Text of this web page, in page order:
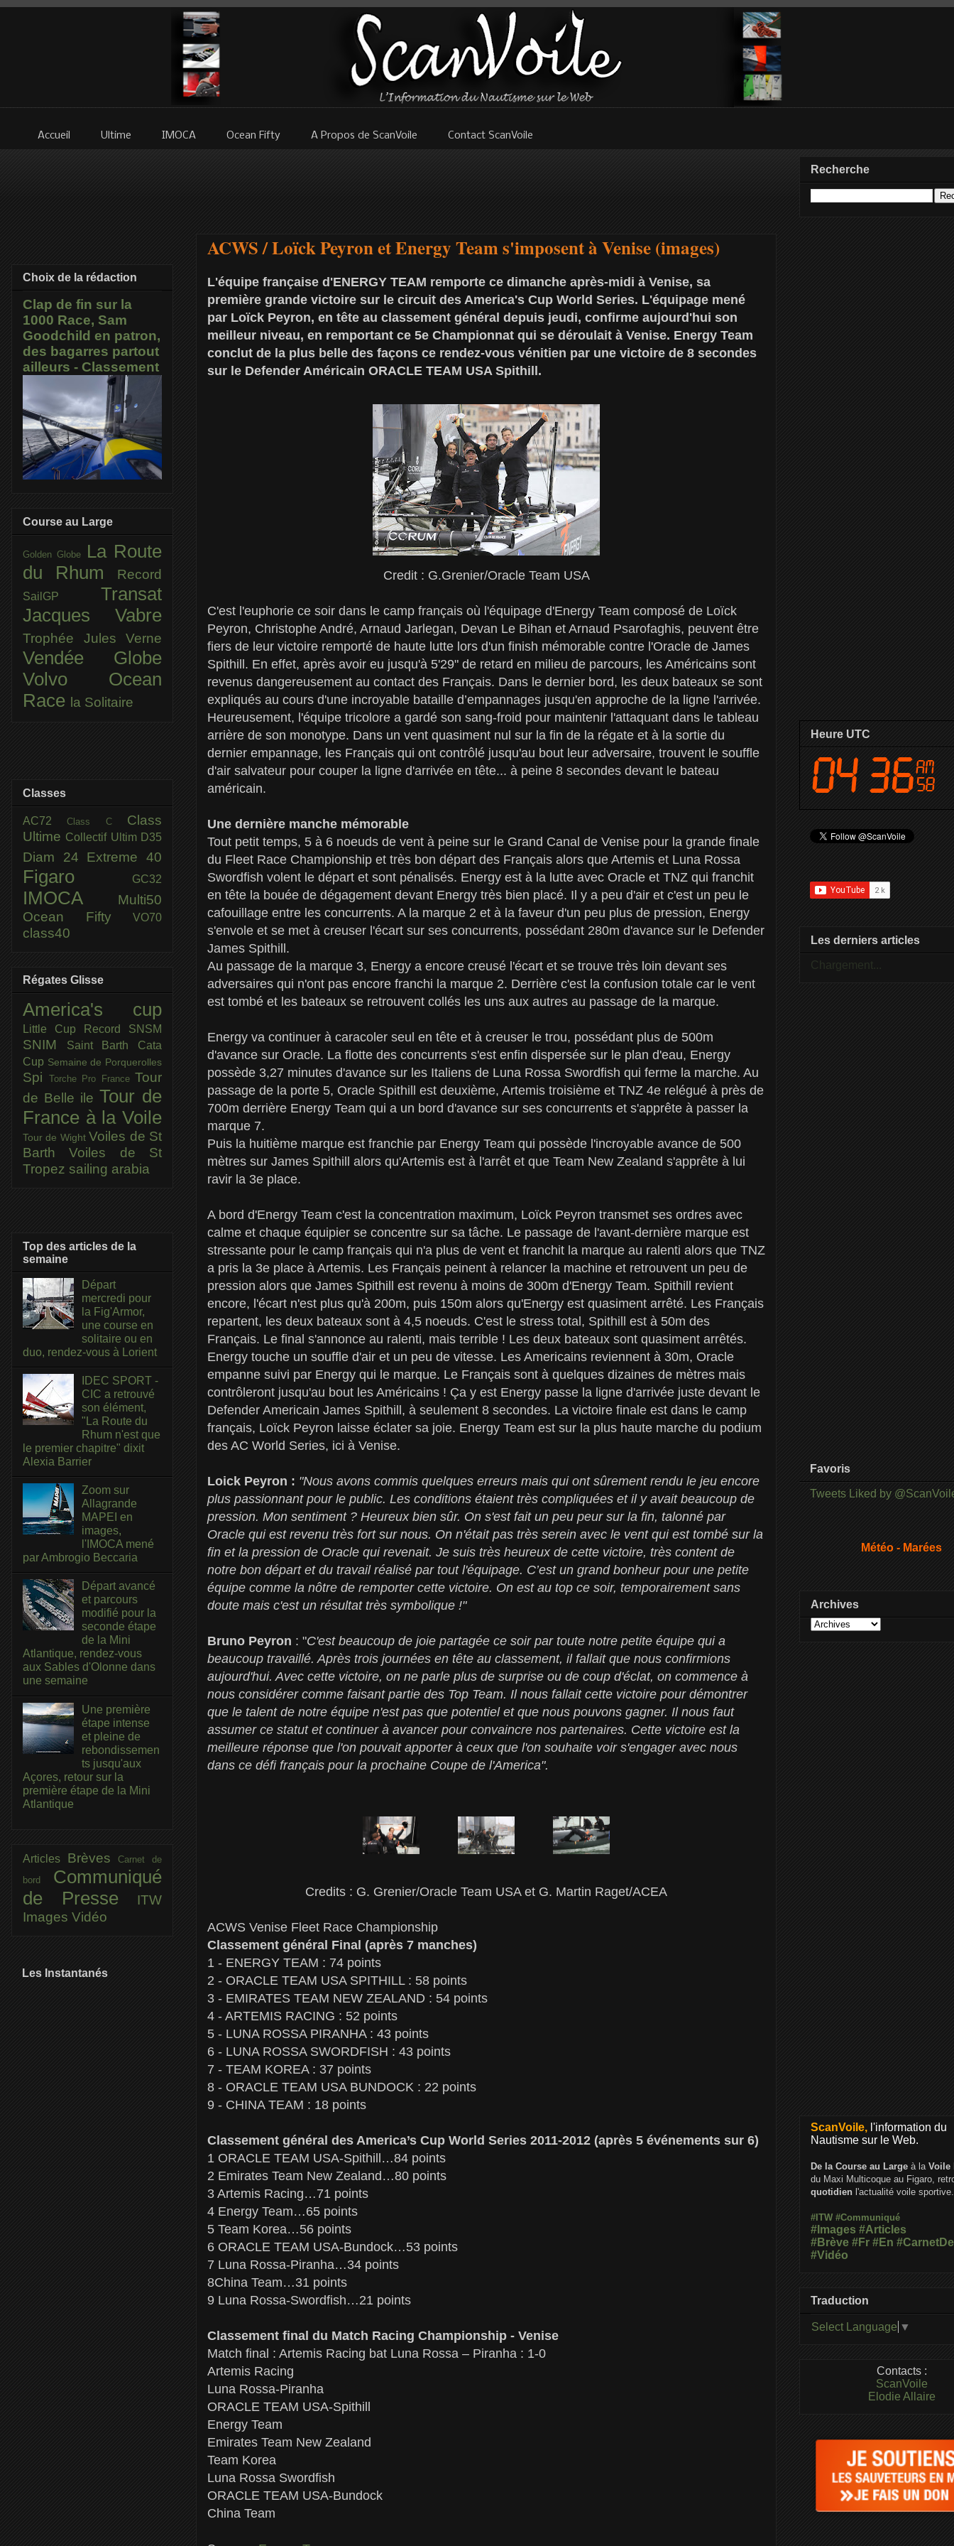
Accueil Ultime IMOCA Ocean Fifty A Propos de ScanVoile Contact ScanVoile
ACWS / Loïck Peyron et Energy Team s'imposent à Venise (images)
L'équipe française d'ENERGY TEAM remporte ce dimanche après-midi à Venise, sa
première grande victoire sur le circuit des America's Cup World Series. L'équipage mené
par Loïck Peyron, en tête au classement général depuis jeudi, confirme aujourd'hui son
meilleur niveau, en remportant ce 5e Championnat qui se déroulait à Venise. Energy Team
conclut de la plus belle des façons ce rendez-vous vénitien par une victoire de 8 secondes
sur le Defender Américain ORACLE TEAM USA Spithill.
Credit : G.Grenier/Oracle Team USA
C'est l'euphorie ce soir dans le camp français où l'équipage d'Energy Team composé de Loïck
Peyron, Christophe André, Arnaud Jarlegan, Devan Le Bihan et Arnaud Psarofaghis, peuvent être
fiers de leur victoire remporté de haute lutte lors d'un finish mémorable contre l'Oracle de James
Spithill. En effet, après avoir eu jusqu'à 5'29" de retard en milieu de parcours, les Américains sont
revenus dangereusement au contact des Français. Dans le dernier bord, les deux bateaux se sont
expliqués au cours d'une incroyable bataille d’empannages jusqu'en approche de la ligne l'arrivée.
Heureusement, l'équipe tricolore a gardé son sang-froid pour maintenir l'attaquant dans le tableau
arrière de son monotype. Dans un vent quasiment nul sur la fin de la régate et à la sortie du
dernier empannage, les Français qui ont contrôlé jusqu'au bout leur adversaire, trouvent le souffle
d'air salvateur pour couper la ligne d'arrivée en tête... à peine 8 secondes devant le bateau
américain.
Une dernière manche mémorable
Tout petit temps, 5 à 6 noeuds de vent à peine sur le Grand Canal de Venise pour la grande finale
du Fleet Race Championship et très bon départ des Français alors que Artemis et Luna Rossa
Swordfish volent le départ et sont pénalisés. Energy est à la lutte avec Oracle et TNZ qui franchit
en tête la bouée de dégagement devant Energy très bien placé. Il y a peu d'air et c'est un peu le
cafouillage entre les concurrents. A la marque 2 et à la faveur d'un peu plus de pression, Energy
s'envole et se met à creuser l'écart sur ses concurrents, possédant 280m d'avance sur le Defender
James Spithill.
Au passage de la marque 3, Energy a encore creusé l'écart et se trouve très loin devant ses
adversaires qui n'ont pas encore franchi la marque 2. Derrière c'est la confusion totale car le vent
est tombé et les bateaux se retrouvent collés les uns aux autres au passage de la marque.
Energy va continuer à caracoler seul en tête et à creuser le trou, possédant plus de 500m
d'avance sur Oracle. La flotte des concurrents s'est enfin dispersée sur le plan d'eau, Energy
possède 3,27 minutes d'avance sur les Italiens de Luna Rossa Swordfish qui ferme la marche. Au
passage de la porte 5, Oracle Spithill est deuxième, Artemis troisième et TNZ 4e relégué à près de
700m derrière Energy Team qui a un bord d'avance sur ses concurrents et s'apprête à passer la
marque 7.
Puis la huitième marque est franchie par Energy Team qui possède l'incroyable avance de 500
mètres sur James Spithill alors qu'Artemis est à l'arrêt et que Team New Zealand s'apprête à lui
ravir la 3e place.
A bord d'Energy Team c'est la concentration maximum, Loïck Peyron transmet ses ordres avec
calme et chaque équipier se concentre sur sa tâche. Le passage de l'avant-dernière marque est
stressante pour le camp français qui n'a plus de vent et franchit la marque au ralenti alors que TNZ
a pris la 3e place à Artemis. Les Français peinent à relancer la machine et retrouvent un peu de
pression alors que James Spithill est revenu à moins de 300m d'Energy Team. Spithill revient
encore, l'écart n'est plus qu'à 200m, puis 150m alors qu'Energy est quasiment arrêté. Les Français
repartent, les deux bateaux sont à 4,5 noeuds. C'est le stress total, Spithill est à 50m des
Français. Le final s'annonce au ralenti, mais terrible ! Les deux bateaux sont quasiment arrêtés.
Energy touche un souffle d'air et un peu de vitesse. Les Americains reviennent à 30m, Oracle
empanne suivi par Energy qui le marque. Le Français sont à quelques dizaines de mètres mais
contrôleront jusqu'au bout les Américains ! Ça y est Energy passe la ligne d'arrivée juste devant le
Defender Americain James Spithill, à seulement 8 secondes. La victoire finale est dans le camp
français, Loïck Peyron laisse éclater sa joie. Energy Team est sur la plus haute marche du podium
des AC World Series, ici à Venise.
Loick Peyron : "Nous avons commis quelques erreurs mais qui ont sûrement rendu le jeu encore
plus passionnant pour le public. Les conditions étaient très compliquées et il y avait beaucoup de
pression. Mon sentiment ? Heureux bien sûr. On s'est fait un peu peur sur la fin, talonné par
Oracle qui est revenu très fort sur nous. On n'était pas très serein avec le vent qui est tombé sur la
fin et la pression de Oracle qui revenait. Je suis très heureux de cette victoire, très content de
notre bon départ et du travail réalisé par tout l'équipage. C’est un grand bonheur pour une petite
équipe comme la nôtre de remporter cette victoire. On est au top ce soir, temporairement sans
doute mais c'est un résultat très symbolique !"
Bruno Peyron : "C'est beaucoup de joie partagée ce soir par toute notre petite équipe qui a
beaucoup travaillé. Après trois journées en tête au classement, il fallait que nous confirmions
aujourd'hui. Avec cette victoire, on ne parle plus de surprise ou de coup d'éclat, on commence à
nous considérer comme faisant partie des Top Team. Il nous fallait cette victoire pour démontrer
que le talent de notre équipe n'est pas que potentiel et que nous pouvons gagner. Il nous faut
assumer ce statut et continuer à avancer pour convaincre nos partenaires. Cette victoire est la
meilleure réponse que l'on pouvait apporter à ceux que l'on souhaite voir s'engager avec nous
dans ce défi français pour la prochaine Coupe de l'America".
Credits : G. Grenier/Oracle Team USA et G. Martin Raget/ACEA
ACWS Venise Fleet Race Championship
Classement général Final (après 7 manches)
1 - ENERGY TEAM : 74 points
2 - ORACLE TEAM USA SPITHILL : 58 points
3 - EMIRATES TEAM NEW ZEALAND : 54 points
4 - ARTEMIS RACING : 52 points
5 - LUNA ROSSA PIRANHA : 43 points
6 - LUNA ROSSA SWORDFISH : 43 points
7 - TEAM KOREA : 37 points
8 - ORACLE TEAM USA BUNDOCK : 22 points
9 - CHINA TEAM : 18 points
Classement général des America’s Cup World Series 2011-2012 (après 5 événements sur 6)
1 ORACLE TEAM USA-Spithill…84 points
2 Emirates Team New Zealand…80 points
3 Artemis Racing…71 points
4 Energy Team…65 points
5 Team Korea…56 points
6 ORACLE TEAM USA-Bundock…53 points
7 Luna Rossa-Piranha…34 points
8China Team…31 points
9 Luna Rossa-Swordfish…21 points
Classement final du Match Racing Championship - Venise
Match final : Artemis Racing bat Luna Rossa – Piranha : 1-0
Artemis Racing
Luna Rossa-Piranha
ORACLE TEAM USA-Spithill
Energy Team
Emirates Team New Zealand
Team Korea
Luna Rossa Swordfish
ORACLE TEAM USA-Bundock
China Team
Choix de la rédaction
Clap de fin sur la
1000 Race, Sam
Goodchild en patron,
des bagarres partout
ailleurs - Classement
Course au Large
Golden Globe
La Route
du Rhum
Record
SailGP Transat
Jacques Vabre
Trophée Jules Verne
Vendée Globe
Volvo Ocean
Race la Solitaire
Classes
AC72Class C Class
Ultime Collectif Ultim D35
Diam 24 Extreme 40
Figaro GC32
IMOCA
Multi50
Ocean Fifty
VO70
class40
Régates Glisse
America's cup
Little Cup Record SNSM
SNIM
Saint Barth Cata
Cup Semaine de Porquerolles
Spi Torche Pro France Tour
de Belle ile Tour de
France à la Voile
Tour de Wight Voiles de St
BarthVoiles de St
Tropez sailing arabia
Top des articles de la
semaine
Départ
mercredi pour
la Fig'Armor,
une course en
solitaire ou en
duo, rendez-vous à Lorient
IDEC SPORT -
CIC a retrouvé
son élément,
"La Route du
Rhum n'est que
le premier chapitre" dixit
Alexia Barrier
Zoom sur
Allagrande
MAPEI en
images,
l'IMOCA mené
par Ambrogio Beccaria
Départ avancé
et parcours
modifié pour la
seconde étape
de la Mini
Atlantique, rendez-vous
aux Sables d'Olonne dans
une semaine
Une première
étape intense
et pleine de
rebondissemen
ts jusqu'aux
Açores, retour sur la
première étape de la Mini
Atlantique
Articles BrèvesCarnet de
bord Communiqué
de Presse
ITW
Images Vidéo
Les Instantanés
Recherche
Heure UTC
Les derniers articles
Chargement...
Favoris
Tweets Liked by
Météo - Marées
Archives
ScanVoile, l'information du
Nautisme sur le Web.
De la Course au Large à la Voile
du Maxi Multicoque au Figaro,
quotidien l'actualité voile sportive.
#ITW #Communiqué
#Images #Articles
#Brève #Fr #En
#Vidéo
Traduction
Select Language ▼
Contacts :
ScanVoile
Elodie Allaire